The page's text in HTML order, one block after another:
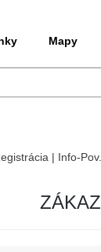
Mapy
| Info-